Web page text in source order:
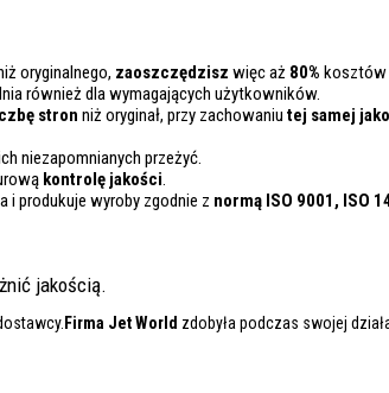
oryginalnego, zaoszczędzisz więc aż 80% kosztów
również dla wymagających użytkowników.
stron niż oryginał, przy zachowaniu tej samej
niezapomnianych przeżyć.
kontrolę jakości.
i produkuje wyroby zgodnie z normą ISO 9001, ISO
jakością.
Firma Jet World zdobyła podczas swojej